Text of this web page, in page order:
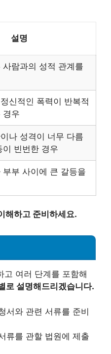
설명
사람과의 성적 관계를
신적인 폭력이 반복적
경우
나 성격이 너무 다름
이 빈번한 경우
부 사이에 큰 갈등을
해하고 준비하세요.
고 여러 단계를 포함해
로 설명해드리겠습니다.
서와 관련 서류를 준비
류를 관할 법원에 제출